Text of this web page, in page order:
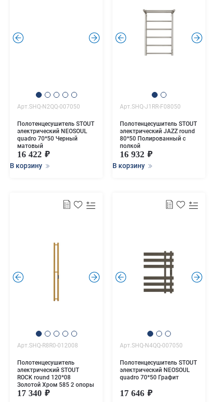
. .
Арт.SHQ-N2QQ-007050
Полотенцесушитель STOUT
электрический NEOSOUL
quadro 70*50 Черный
матовый
16 422
В корзину
. .
Арт.SHQ-J1RR-F08050
Полотенцесушитель STOUT
электрический JAZZ round
80*50 Полированный с
полкой
16 932
В корзину
. .
Арт.SHQ-R8R0-012008
Полотенцесушитель
электрический STOUT
ROCK round 120*08
Золотой Хром 585 2 опоры
17 340
. .
Арт.SHQ-N4QQ-007050
Полотенцесушитель STOUT
электрический NEOSOUL
quadro 70*50 Графит
17 646